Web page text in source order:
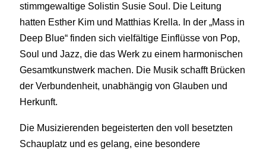
stimmgewaltige Solistin Susie Soul. Die Leitung
hatten Esther Kim und Matthias Krella. In der „Mass in
Deep Blue“ finden sich vielfältige Einflüsse von Pop,
Soul und Jazz, die das Werk zu einem harmonischen
Gesamtkunstwerk machen. Die Musik schafft Brücken
der Verbundenheit, unabhängig von Glauben und
Herkunft.
Die Musizierenden begeisterten den voll besetzten
Schauplatz und es gelang, eine besondere